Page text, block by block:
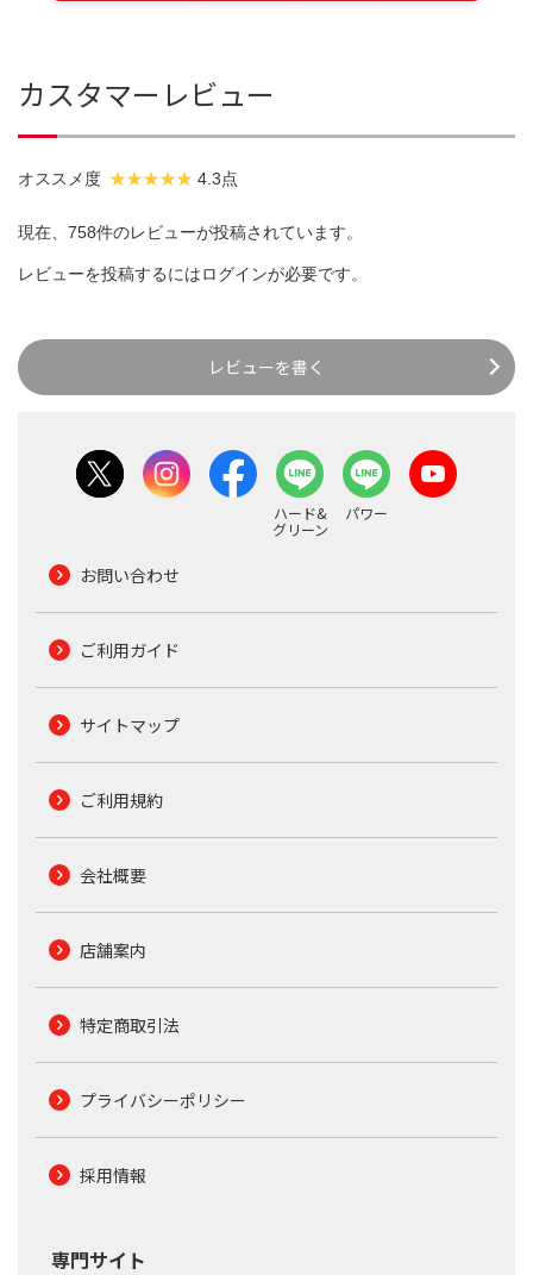
カスタマーレビュー
オススメ度 4.3点
現在、758件のレビューが投稿されています。
レビューを投稿するにはログインが必要です。
レビューを書く
ハード&
グリーン
パワー
お問い合わせ
ご利用ガイド
サイトマップ
ご利用規約
会社概要
店舗案内
特定商取引法
プライバシーポリシー
採用情報
専門サイト